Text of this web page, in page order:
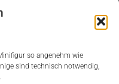
so angenehm wie
sind technisch notwendig,
für kreative